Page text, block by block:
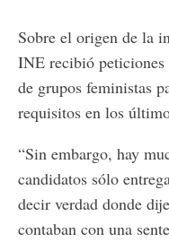
Sobre el origen de la
INE recibió peticiones
de grupos feministas
requisitos en los
“Sin embargo, hay
candidatos sólo
decir verdad donde
contaban con una